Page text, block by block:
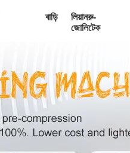
বাড়ি
লিয়ানরু-
জোলিটেক